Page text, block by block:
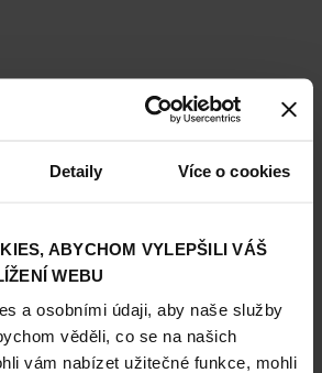
Detaily Více o cookies
ABYCHOM VYLEPŠILI VÁŠ
WEBU
a osobními údaji, aby naše služby
věděli, co se na našich
vám nabízet užitečné funkce, mohli